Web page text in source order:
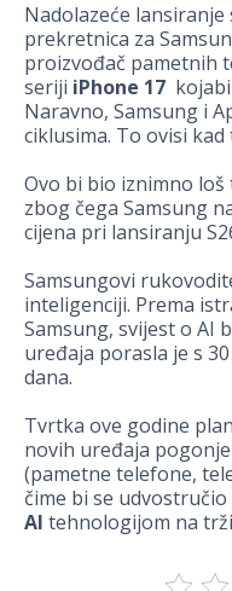
Nadolazeće lansiranje
prekretnica za
proizvođač pametnih
seriji iPhone 17
Naravno, Samsung i
ciklusima. To ovisi
Ovo bi bio iznimno
zbog čega Samsung
cijena pri lansiranju
Samsungovi
inteligenciji. Prema
Samsung, svijest o AI
uređaja porasla je s
dana.
Tvrtka ove godine
novih uređaja
(pametne telefone,
čime bi se
AI tehnologijom na